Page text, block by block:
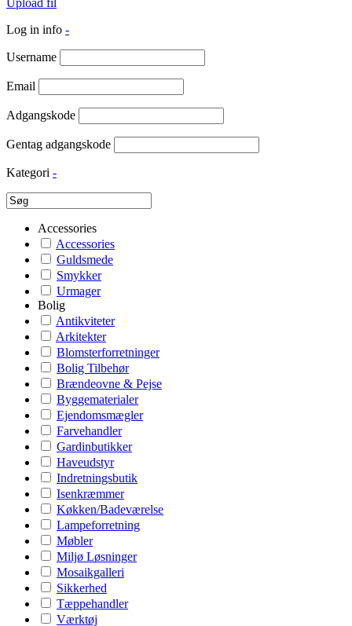
Upload fil
Log in info -
Username
Email
Adgangskode
Gentag adgangskode
Kategori -
Accessories
Accessories
Guldsmede
Smykker
Urmager
Bolig
Antikviteter
Arkitekter
Blomsterforretninger
Bolig Tilbehør
Brændeovne & Pejse
Byggematerialer
Ejendomsmægler
Farvehandler
Gardinbutikker
Haveudstyr
Indretningsbutik
Isenkræmmer
Køkken/Badeværelse
Lampeforretning
Møbler
Miljø Løsninger
Mosaikgalleri
Sikkerhed
Tæppehandler
Værktøj